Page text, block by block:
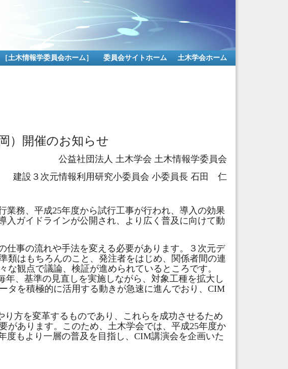
［土木情報学委員会ホーム］ 委員会サイトホーム 土木学会ホーム
）開催のお知らせ
公益社団法人 土木学会 土木情報学委員会
建設３次元情報利用研究小委員会 小委員長 石田 仁
務、平成25年度から試行工事が行われ、導入の効果
入ガイドラインが公開され、より広く普及に向けて動
事の流れや手法を変える必要があります。３次元デ
類はもちろんのこと、発注者をはじめ、関係者間の連
観点で議論、検証が進められているところです。
、基準の見直しを実施しながら、対象工種を拡大し
タを積極的に活用する動きが急速に進んでおり、CIM
方を変革するものであり、これらを成功させるため
があります。このため、土木学会では、平成25年度か
度もより一層の普及を目指し、CIM講演会を企画いた